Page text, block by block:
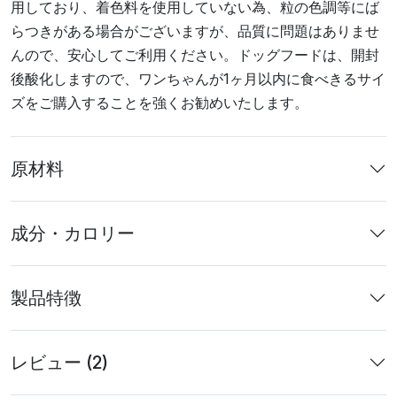
用しており、着色料を使用していない為、粒の色調等にば
らつきがある場合がございますが、品質に問題はありませ
んので、安心してご利用ください。ドッグフードは、開封
後酸化しますので、ワンちゃんが1ヶ月以内に食べきるサイ
ズをご購入することを強くお勧めいたします。
原材料
成分・カロリー
製品特徴
レビュー (2)